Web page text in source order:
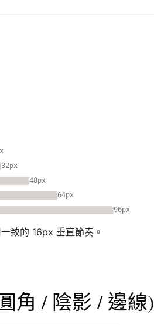
32px
48px
64px
96px
致的 16px 垂直節奏。
角 / 陰影 / 邊線)